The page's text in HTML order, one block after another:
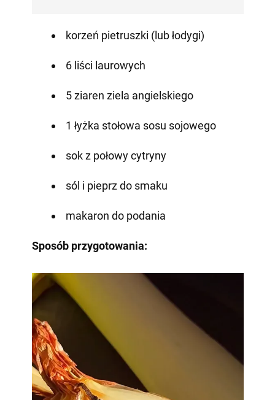
korzeń pietruszki (lub łodygi)
6 liści laurowych
5 ziaren ziela angielskiego
1 łyżka stołowa sosu sojowego
sok z połowy cytryny
sól i pieprz do smaku
makaron do podania
Sposób przygotowania: